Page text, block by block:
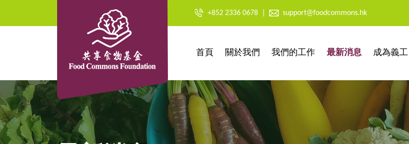
+852 2336 0678 support@foodcommons.hk
首頁 關於我們 我們的工作 最新消息 成為義工